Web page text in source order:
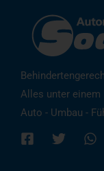
Alles unter einem
Auto - Umbau -